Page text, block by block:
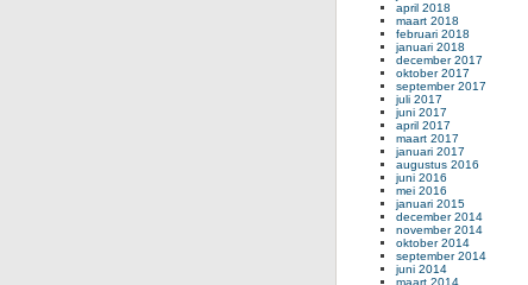
april 2018
maart 2018
februari 2018
januari 2018
december 2017
oktober 2017
september 2017
juli 2017
juni 2017
april 2017
maart 2017
januari 2017
augustus 2016
juni 2016
mei 2016
januari 2015
december 2014
november 2014
oktober 2014
september 2014
juni 2014
maart 2014